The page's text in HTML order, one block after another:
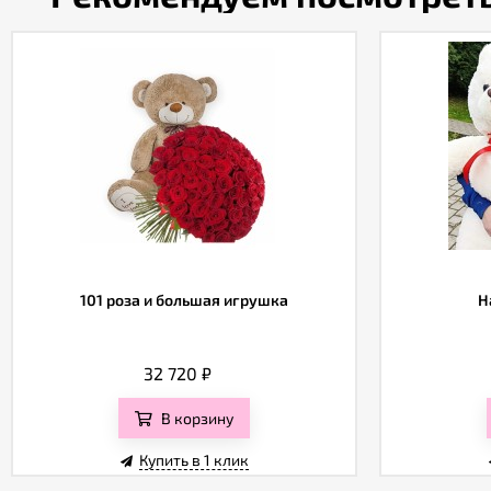
101 роза и большая игрушка
32 720 ₽
В корзину
Купить в 1 клик